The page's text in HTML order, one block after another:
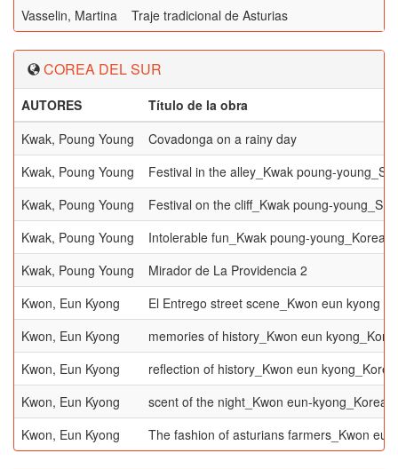
Vasselin, Martina Traje tradicional de Asturias
COREA DEL SUR
AUTORES
Título de la obra
Kwak, Poung Young
Covadonga on a rainy day
Kwak, Poung Young
Festival in the alley_Kwak poung-young_S
Kwak, Poung Young
Festival on the cliff_Kwak poung-young_S
Kwak, Poung Young
Intolerable fun_Kwak poung-young_Korea 1
Kwak, Poung Young
Mirador de La Providencia 2
Kwon, Eun Kyong
El Entrego street scene_Kwon eun kyong 1
Kwon, Eun Kyong
memories of history_Kwon eun
Kwon, Eun Kyong
reflection of history_Kwon eun kyong_Korea
Kwon, Eun Kyong
scent of the night_Kwon eun-kyong_Korea 1
Kwon, Eun Kyong
The fashion of asturians farmers_Kwon